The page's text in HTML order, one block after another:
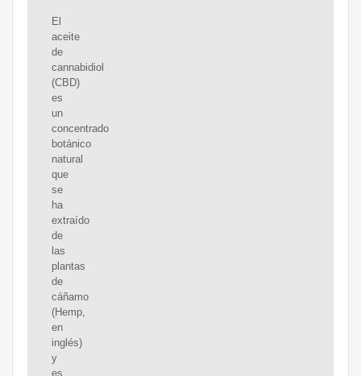
El
aceite
de
cannabidiol
(CBD)
es
un
concentrado
botánico
natural
que
se
ha
extraído
de
las
plantas
de
cáñamo
(Hemp,
en
inglés)
y
es